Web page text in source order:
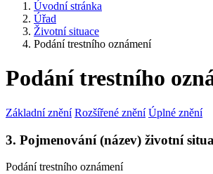
Úvodní stránka
Úřad
Životní situace
Podání trestního oznámení
Podání trestního
Základní znění Rozšířené znění Úplné znění
3. Pojmenování (název) životní
Podání trestního oznámení